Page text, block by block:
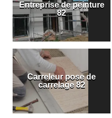
Entreprise de peinture
82
Carreleur pose de
carrelage 82